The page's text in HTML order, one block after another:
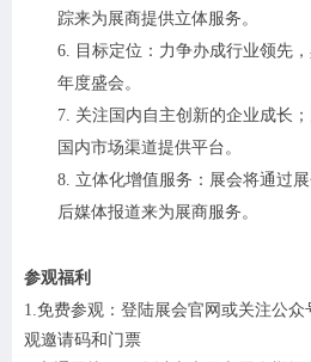
踪来为展商提供立体服务。
6. 目标定位：力争办成行业领先
年度盛会。
7. 关注国内自主创新的企业成长
国内市场渠道提供平台。
8. 立体化增值服务：展会将通过
后媒体报道来为展商服务。
参观福利
1.免费参观：登陆展会官网或关注公
观邀请码和门票